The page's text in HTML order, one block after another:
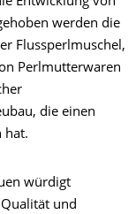
werden die
Flussperlmuschel,
Perlmutterwaren
die einen
hat.
würdigt
und